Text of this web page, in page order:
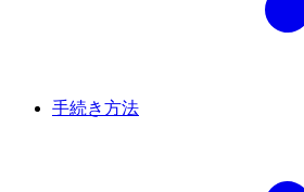
手続き方法